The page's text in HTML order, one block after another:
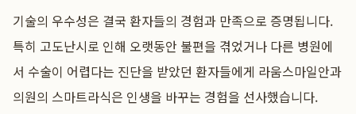
기술의 우수성은 결국 환자들의 경험과 만족으로 증명됩니다.
특히 고도난시로 인해 오랫동안 불편을 겪었거나 다른 병원에
서 수술이 어렵다는 진단을 받았던 환자들에게 라움스마일안과
의원의 스마트라식은 인생을 바꾸는 경험을 선사했습니다.